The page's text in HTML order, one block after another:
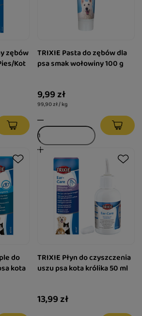
zębów
Kot
TRIXIE Pasta do zębów dla
psa smak wołowiny 100 g
9,99 zł
99,90 zł / kg
do
kota
TRIXIE Płyn do czyszczenia
uszu psa kota królika 50 ml
13,99 zł